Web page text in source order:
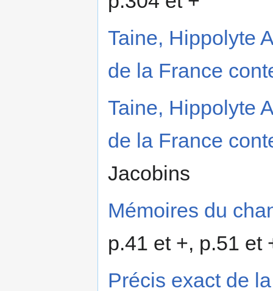
Taine, Hippolyte
de la France
Taine, Hippolyte
de la France
Jacobins
Mémoires du
p.41 et +, p.51 et
Précis exact de